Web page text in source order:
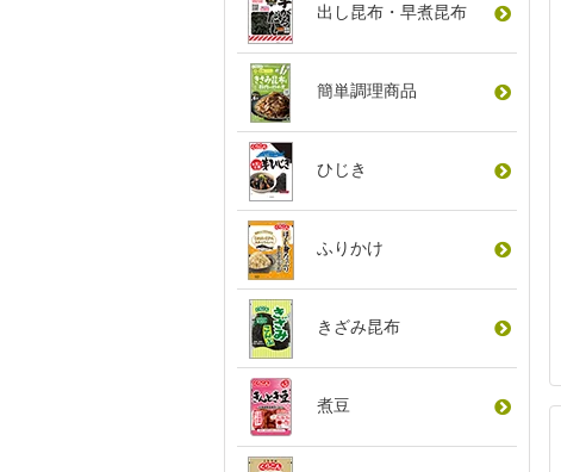
出し昆布 ・ 早煮昆布
簡単調理商品
ひじき
ふりかけ
きざみ昆布
煮豆